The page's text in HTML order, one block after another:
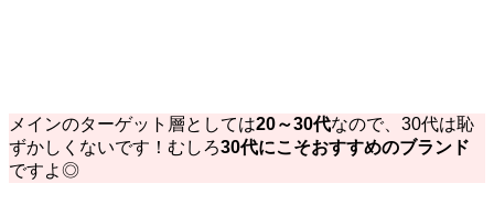
メインのターゲット層としては20～30代なので、30代は恥
ずかしくないです！むしろ30代にこそおすすめのブランド
ですよ◎